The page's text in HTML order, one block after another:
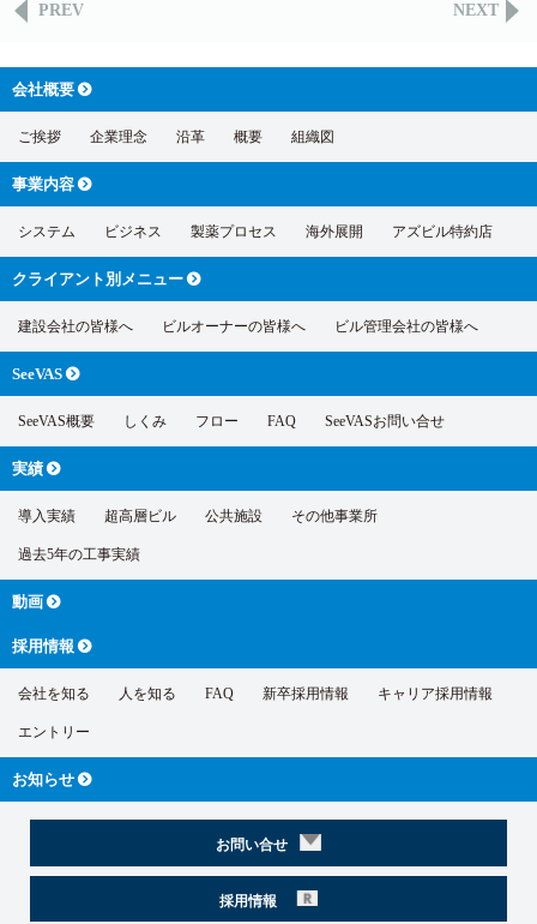
PREV NEXT
会社概要
ご挨拶 企業理念 沿革 概要 組織図
事業内容
システム ビジネス 製薬プロセス 海外展開 アズビル特約店
クライアント別 メニュー
建設会社の皆様へ ビルオーナーの皆様へ ビル管理会社の皆様へ
SeeVAS
SeeVAS概要 しくみ フロー FAQ SeeVASお問い合せ
実績
導入実績 超高層ビル 公共施設 その他事業所
過去5年の工事実績
動画
採用情報
会社を知る 人を知る FAQ 新卒採用情報 キャリア採用情報
エントリー
お知らせ
お問い合せ
採用情報